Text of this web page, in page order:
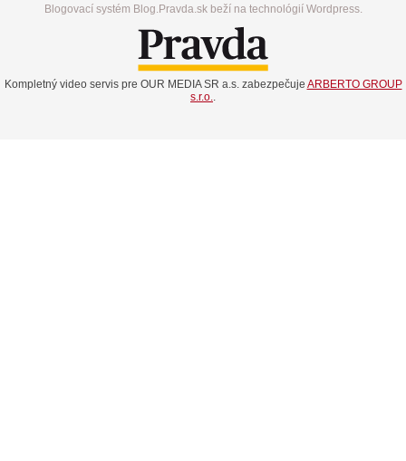
Blogovací systém Blog.Pravda.sk beží na technológií Wordpress.
Kompletný video servis pre OUR MEDIA SR a.s. zabezpečuje ARBERTO GROUP
s.r.o.